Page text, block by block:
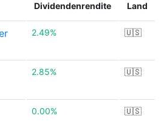
Dividendenrendite Land
2.49% 🇺🇸
2.85% 🇺🇸
0.00% 🇺🇸